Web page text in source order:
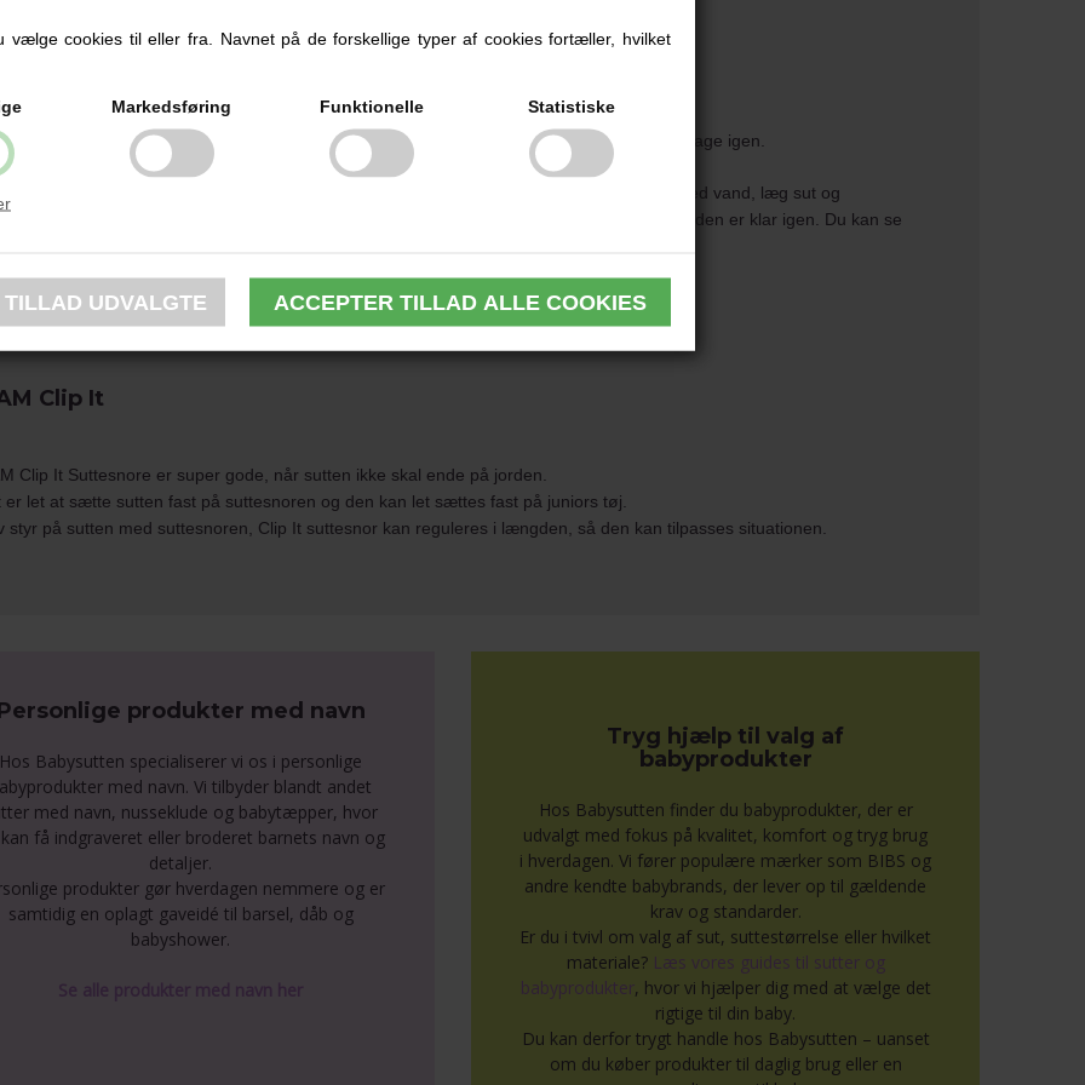
vælge cookies til eller fra. Navnet på de forskellige typer af cookies fortæller, hvilket
Markedsføring Funktionelle Statistiske
låget kan også bruges som målebæger.
lover at 94 % af alle babyer accepterer sutten og det er let at gå fra bryst til flaske og tilbage igen.
Easy Start Anti Colic sutteflaske kan bruges som sterilisering. Tag bunden af fyld den med vand, læg sut og
ind i sutteflasken, sæt beskyttelses låget på, stil den 3 minutter i mikroovnen og den er klar igen. Du kan se
af MAM Easy Start Anti Colic
findes i flere farver.
Clip It
Clip It Suttesnore er super gode, når sutten ikke skal ende på jorden.
er let at sætte sutten fast på suttesnoren og den kan let sættes fast på juniors tøj.
styr på sutten med suttesnoren, Clip It suttesnor kan reguleres i længden, så den kan tilpasses situationen.
produkter med navn
Hos Babysutten specialiserer vi os i personlige
med navn. Vi tilbyder blandt andet
med navn, nusseklude og babytæpper, hvor
få indgraveret eller broderet barnets navn og
detaljer.
produkter gør hverdagen nemmere og er
samtidig en oplagt gaveidé til barsel, dåb og
babyshower.
Se alle produkter med navn her
Tryg hjælp til valg af
babyprodukter
Hos Babysutten finder du babyprodukter, der er
udvalgt med fokus på kvalitet, komfort og tryg brug
i hverdagen. Vi fører populære mærker som BIBS og
andre kendte babybrands, der lever op til gældende
krav og standarder.
Er du i tvivl om valg af sut, suttestørrelse eller hvilket
materiale? Læs vores guides til sutter og
babyprodukter, hvor vi hjælper dig med at vælge det
rigtige til din baby.
Du kan derfor trygt handle hos Babysutten – uanset
om du køber produkter til daglig brug eller en